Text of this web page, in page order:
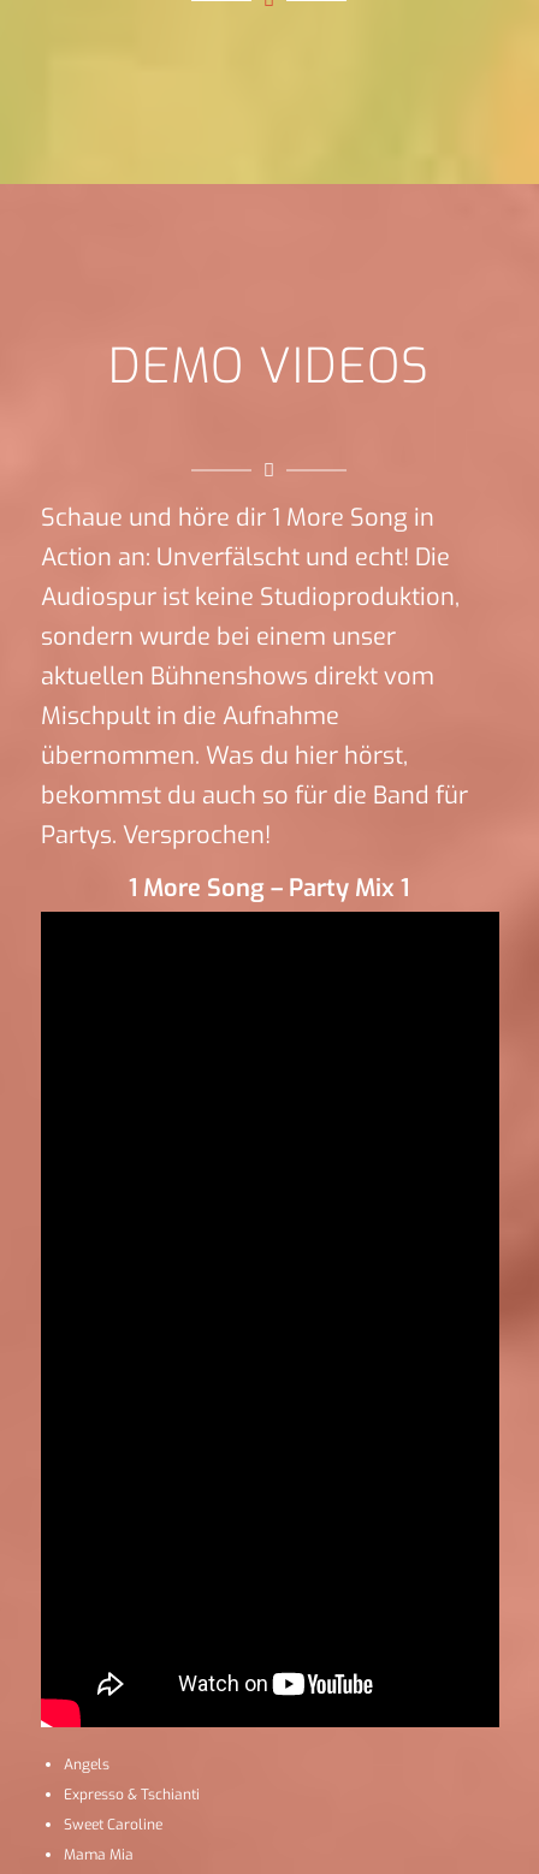
DEMO VIDEOS
Schaue und höre dir 1 More Song in
Action an: Unverfälscht und echt! Die
Audiospur ist keine Studioproduktion,
sondern wurde bei einem unser
aktuellen Bühnenshows direkt vom
Mischpult in die Aufnahme
übernommen. Was du hier hörst,
bekommst du auch so für die Band für
Partys. Versprochen!
1 More Song – Party Mix 1
Angels
Expresso & Tschianti
Sweet Caroline
Mama Mia